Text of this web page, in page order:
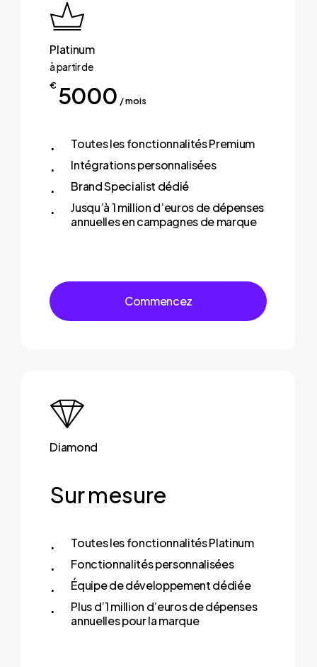
Platinum
à partir de
€ 5000 / mois
Toutes les fonctionnalités Premium
Intégrations personnalisées
Brand Specialist dédié
Jusqu’à 1 million d’euros de dépenses
annuelles en campagnes de marque
Commencez
Diamond
Sur mesure
Toutes les fonctionnalités Platinum
Fonctionnalités personnalisées
Équipe de développement dédiée
Plus d’1 million d’euros de dépenses
annuelles pour la marque